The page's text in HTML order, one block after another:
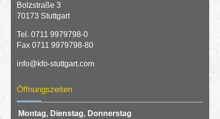
Bolzstraße 3
70173 Stuttgart
Tel.0711 9979798-0
Fax 0711 9979798-80
info@kfo-stuttgart.com
Öffnungszeiten
Montag, Dienstag, Donnerstag